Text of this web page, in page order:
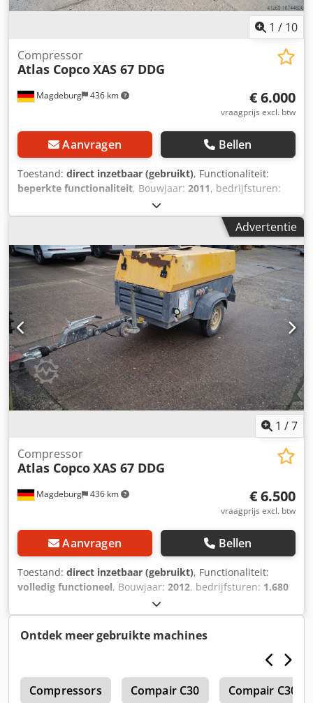
1 / 10
Magdeburg 436 km
Compressor
Atlas CopcoXAS 67 DDG
€ 6.000
vraagprijs excl. btw
Aanvragen Bellen
Toestand: direct inzetbaar (gebruikt), Functionaliteit:
beperkte functionaliteit, Bouwjaar: 2011, bedrijfsturen:
roetfilter, Compressor Atlas Copco XAS
67 DDG, bouwjaar 2011, 1192 bedrijfsuren, volumestroom
3,5 m³, noodstroom 12,5 kVA, aansluitingen 1 x 230 volt, 2 x
400 volt, serienummer YA3062566B0165583, keuring
aanwezig, bij het inschakelen van de noodstroom slaat de
zekering door, nageschakeld roetfilter SMF-MR Dcodpfsv
Rbufox Alhek
Advertentie
1 /7
Magdeburg 436 km
Compressor
Atlas CopcoXAS 67 DDG
€ 6.500
vraagprijs excl. btw
Aanvragen Bellen
Toestand: direct inzetbaar (gebruikt), Functionaliteit:
volledig functioneel, Bouwjaar: 2012, bedrijfsturen: 1.680
, Compressor Atlas Copco XAS 67 DDG, bouwjaar 2012,
1680 bedrijfsuren, debiet 3,5 m³, noodstroom 12,5 Kva,
aansluitingen 1 x 230 Volt, 2 x 400 Volt,
serienr.YA3062560C0250310 Dcsdju Dh Tljpfx Alhok
Ontdek meer gebruikte machines
Compressors Compair C30 Compair C30